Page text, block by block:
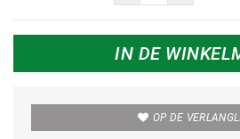
IN DE
OP DE